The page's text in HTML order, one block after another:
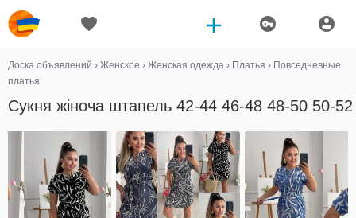
Доска объявлений › Женское › Женская одежда › Платья › Повседневные
платья
Сукня жіноча штапель 42-44 46-48 48-50 50-52